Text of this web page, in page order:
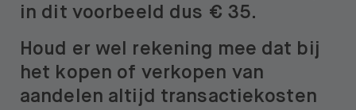
in dit voorbeeld dus € 35.
Houd er wel rekening mee dat bij
het kopen of verkopen van
aandelen altijd transactiekosten